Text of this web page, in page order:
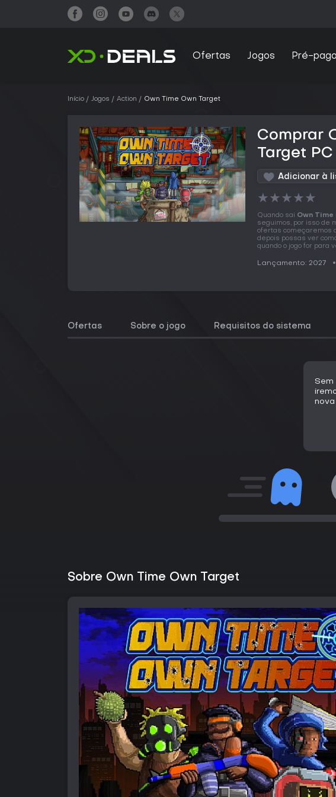
Ofertas Jogos Pré-
Início Jogos Action Own Time Own Target
Comprar
Target PC
Adicionar à
★★★★★
Quando sai Own Time
seguimos, por isso de
ofertas começaremos
depois possas ver
quando o jogo for para
Lançamento: 2027
Ofertas Sobre o jogo Requisitos do sistema
Sem
Sobre Own Time Own Target